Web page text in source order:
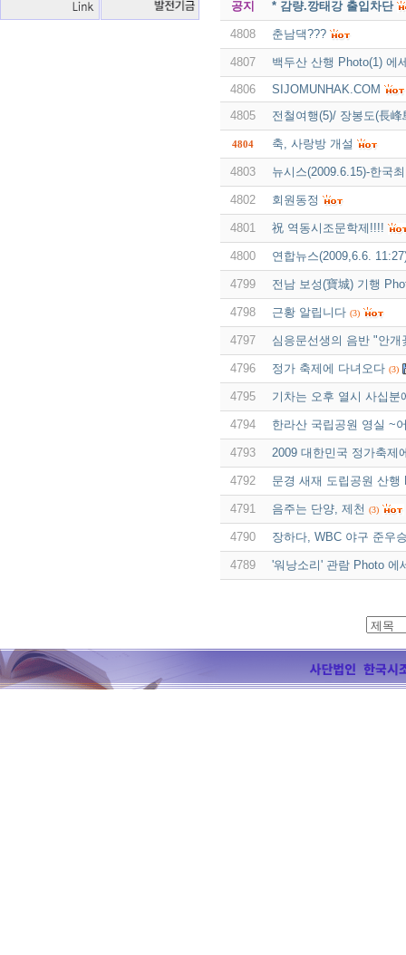
공지 * 감량.깡태강 출입차단
4808 춘남댁???
4807
백두산 산행 Photo(1) 에
4806
SIJOMUNHAK.COM
4805
전철여행(5)/ 장봉도(長
4804 축, 사랑방 개설
4803 뉴시스(2009.6.15)-한국
4802 회원동정
4801 祝 역동시조문학제!!!!
4800 연합뉴스(2009,6.6.
4799 전남 보성(寶城) 기행
4798 근황 알립니다 (3)
4797 심응문선생의 음반 "안개
4796 정가 축제에 다녀오다 (3)
4795 기차는 오후 열시 사십분
4794 한라산 국립공원 영실 ~
4793 2009 대한민국 정가축제
4792 문경 새재 도립공원 산행
4791 음주는 단양, 제천 (3)
4790 장하다, WBC 야구 준우
4789 '워낭소리' 관람 Photo 에